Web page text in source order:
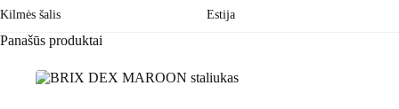
Kilmės šalis Estija
Panašūs produktai